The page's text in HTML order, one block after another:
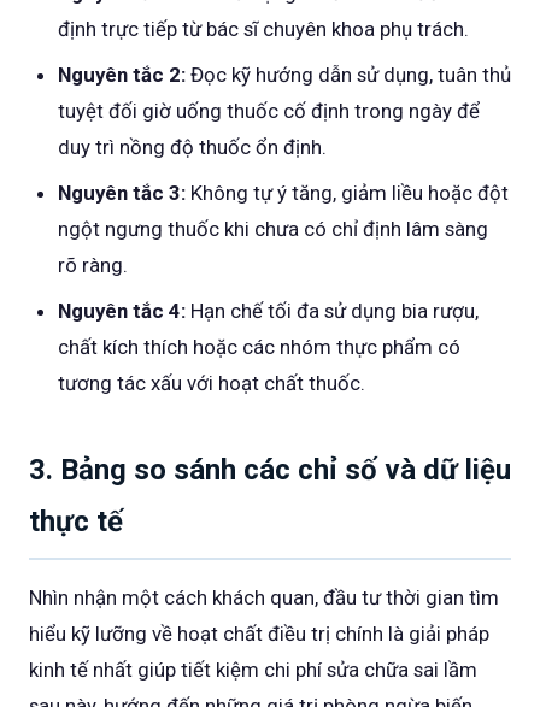
định trực tiếp từ bác sĩ chuyên khoa phụ trách.
Nguyên tắc 2: Đọc kỹ hướng dẫn sử dụng, tuân thủ
tuyệt đối giờ uống thuốc cố định trong ngày để
duy trì nồng độ thuốc ổn định.
Nguyên tắc 3: Không tự ý tăng, giảm liều hoặc đột
ngột ngưng thuốc khi chưa có chỉ định lâm sàng
rõ ràng.
Nguyên tắc 4: Hạn chế tối đa sử dụng bia rượu,
chất kích thích hoặc các nhóm thực phẩm có
tương tác xấu với hoạt chất thuốc.
3. Bảng so sánh các chỉ số và dữ liệu
thực tế
Nhìn nhận một cách khách quan, đầu tư thời gian tìm
hiểu kỹ lưỡng về hoạt chất điều trị chính là giải pháp
kinh tế nhất giúp tiết kiệm chi phí sửa chữa sai lầm